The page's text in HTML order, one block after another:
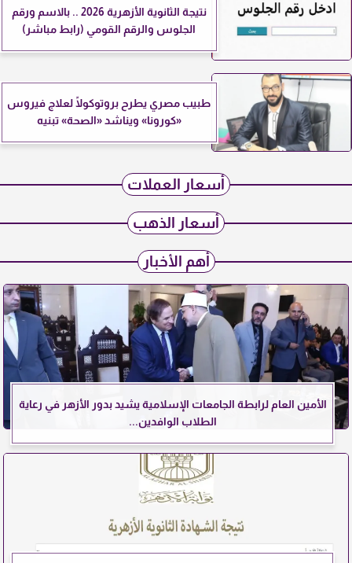
نتيجة الثانوية الأزهرية 2026 .. بالاسم ورقم
الجلوس والرقم القومي (رابط مباشر)
طبيب مصري يطرح بروتوكولًا لعلاج فيروس
«كورونا» ويناشد «الصحة» تبنيه
أسعار العملات
أسعار الذهب
أهم الأخبار
الأمين العام لرابطة الجامعات الإسلامية يشيد بدور الأزهر في رعاية
الطلاب الوافدين...